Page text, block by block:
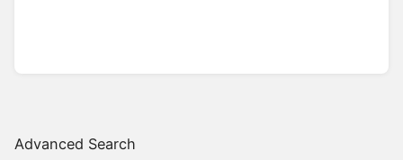
Advanced Search